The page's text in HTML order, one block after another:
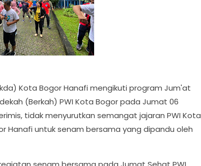
Kota Bogor Hanafi mengikuti program Jum'at
(Berkah) PWI Kota Bogor pada Jumat 06
tidak menyurutkan semangat jajaran PWI Kota
Hanafi untuk senam bersama yang dipandu oleh